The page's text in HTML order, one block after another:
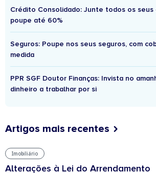
Crédito Consolidado: Junte todos os seus
poupe até 60%
Seguros: Poupe nos seus seguros, com
medida
PPR SGF Doutor Finanças: Invista no
dinheiro a trabalhar por si
Artigos mais recentes
Imobiliário
Alterações à Lei do Arrendamento